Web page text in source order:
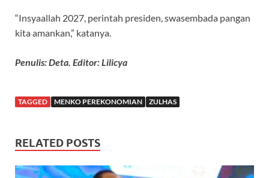
“Insyaallah 2027, perintah presiden, swasembada pangan
kita amankan,” katanya.
Penulis: Deta. Editor: Lilicya
TAGGED MENKO PEREKONOMIAN ZULHAS
RELATED POSTS